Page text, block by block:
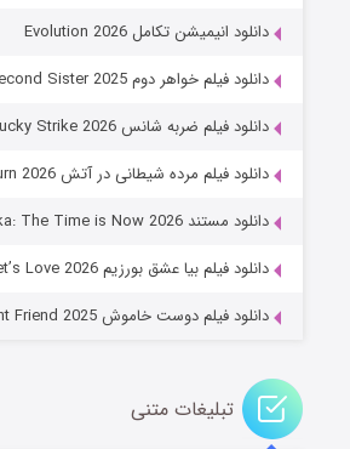
باب اسفنجی فصل ۱۷
دانلود انیمیشن تکامل Evolution 2026
دانلود فیلم خواهر دوم Second Sister 2025
دانلود فیلم ضربه شانس Lucky Strike 2026
دانلود فیلم مرده شیطانی در آتش Evil Dead Burn 2026
دانلود مستند Bukayo Saka: The Time is Now 2026
دانلود فیلم بیا عشق بورزیم Let’s Love 2026
دانلود فیلم دوست خاموش Silent Friend 2025
تبلیغات متنی